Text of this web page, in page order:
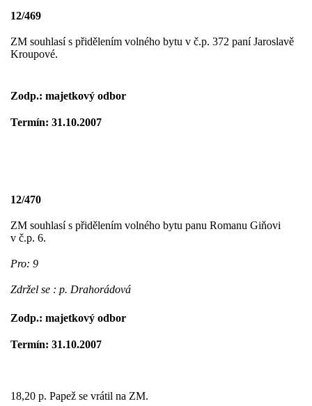
12/469
ZM souhlasí s přidělením volného bytu v č.p. 372 paní Jaroslavě
Kroupové.
Zodp.: majetkový odbor
Termín: 31.10.2007
12/470
ZM souhlasí s přidělením volného bytu panu Romanu Giňovi
v č.p. 6.
Pro: 9
Zdržel se : p. Drahorádová
Zodp.: majetkový odbor
Termín: 31.10.2007
18,20 p. Papež se vrátil na ZM.